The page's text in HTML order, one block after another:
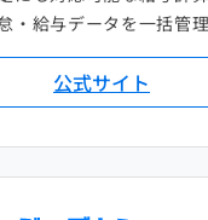
・給与データを一括管理
公式サイト